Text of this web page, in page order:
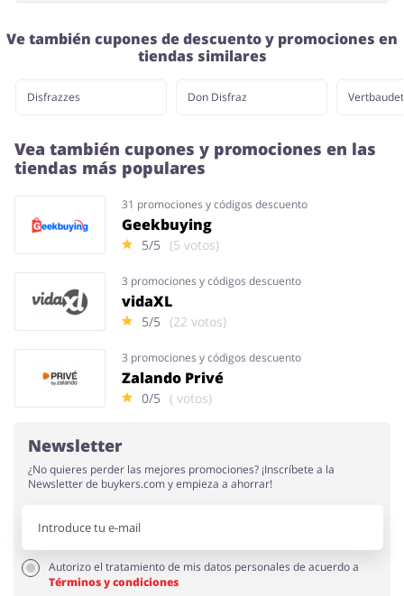
Ve también cupones de descuento y promociones en
tiendas similares
Disfrazzes Don Disfraz Vertbaudet
Vea también cupones y promociones en las
tiendas más populares
31 promociones y códigos descuento
Geekbuying
5/5 (5 votos)
3 promociones y códigos descuento
vidaXL
5/5 (22 votos)
3 promociones y códigos descuento
Zalando Privé
0/5 ( votos)
Newsletter
¿No quieres perder las mejores promociones? ¡Inscríbete a la
Newsletter de buykers.com y empieza a ahorrar!
Autorizo el tratamiento de mis datos personales de acuerdo a
Términos y condiciones